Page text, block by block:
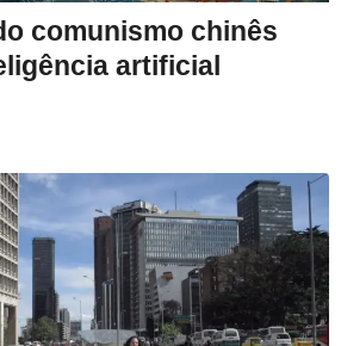
comunismo chinês
artificial